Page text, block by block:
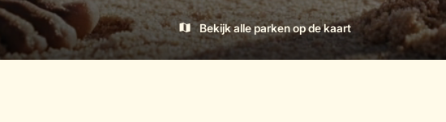
Bekijk alle parken op de kaart